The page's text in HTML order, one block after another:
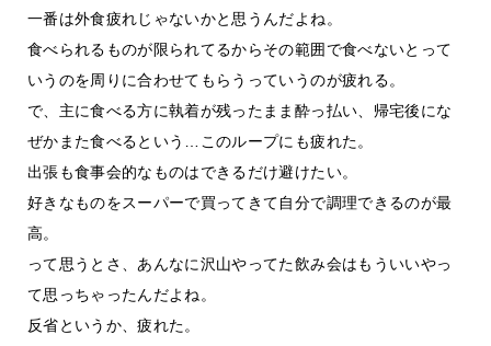
一番は外食疲れじゃないかと思うんだよね。
食べられるものが限られてるからその範囲で食べないとって
いうのを周りに合わせてもらうっていうのが疲れる。
で、主に食べる方に執着が残ったまま酔っ払い、帰宅後にな
ぜかまた食べるという…このループにも疲れた。
出張も食事会的なものはできるだけ避けたい。
好きなものをスーパーで買ってきて自分で調理できるのが最
高。
って思うとさ、あんなに沢山やってた飲み会はもういいやっ
て思っちゃったんだよね。
反省というか、疲れた。